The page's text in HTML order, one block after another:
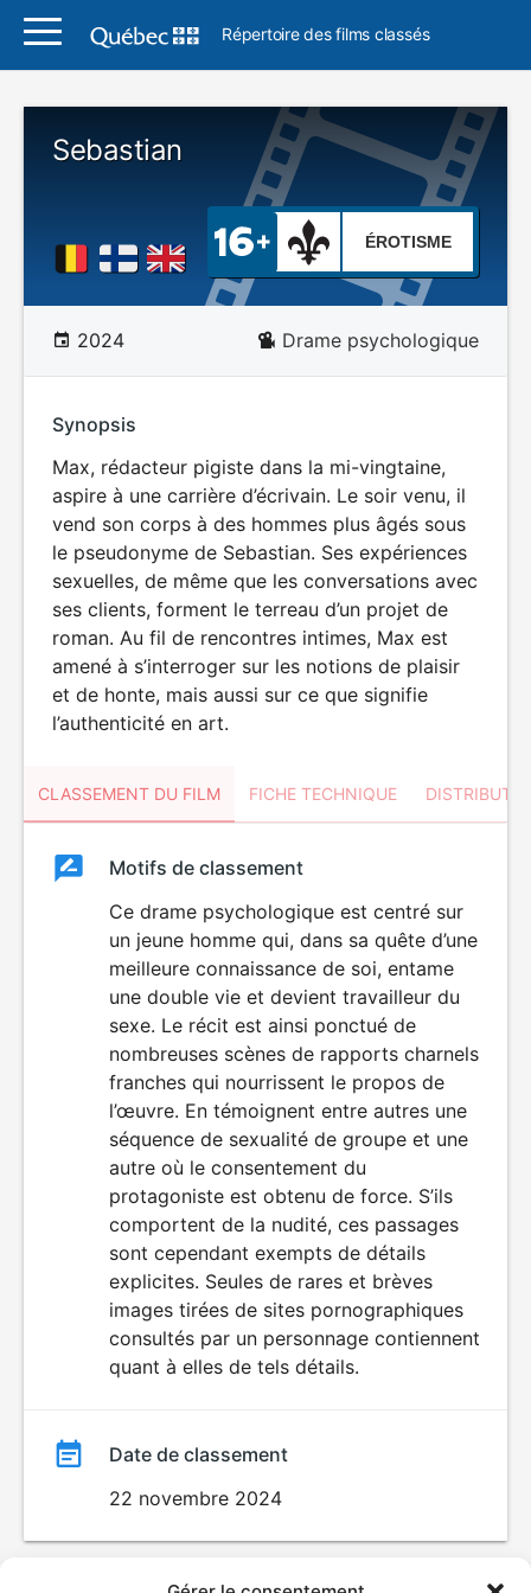
Répertoire des films classés
Sebastian
ÉROTISME
2024 Drame psychologique
Synopsis
Max, rédacteur pigiste dans la mi-vingtaine,
aspire à une carrière d’écrivain. Le soir venu, il
vend son corps à des hommes plus âgés sous
le pseudonyme de Sebastian. Ses expériences
sexuelles, de même que les conversations avec
ses clients, forment le terreau d’un projet de
roman. Au fil de rencontres intimes, Max est
amené à s’interroger sur les notions de plaisir
et de honte, mais aussi sur ce que signifie
l’authenticité en art.
CLASSEMENT DU FILM FICHE TECHNIQUE
ClassementClassement
ÉROTISME
Motifs de classement
Ce drame psychologique est centré sur
un jeune homme qui, dans sa quête d’une
meilleure connaissance de soi, entame
une double vie et devient travailleur du
sexe. Le récit est ainsi ponctué de
nombreuses scènes de rapports charnels
franches qui nourrissent le propos de
l’œuvre. En témoignent entre autres une
séquence de sexualité de groupe et une
autre où le consentement du
protagoniste est obtenu de force. S’ils
comportent de la nudité, ces passages
sont cependant exempts de détails
explicites. Seules de rares et brèves
images tirées de sites pornographiques
consultés par un personnage contiennent
quant à elles de tels détails.
Date de classement
22 novembre 2024